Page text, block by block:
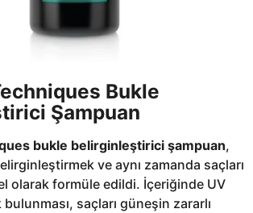
Bukle
Şampuan
bukle belirginleştirici şampuan,
ve aynı zamanda saçları
olarak formüle edildi. İçeriğinde UV
saçları güneşin zararlı